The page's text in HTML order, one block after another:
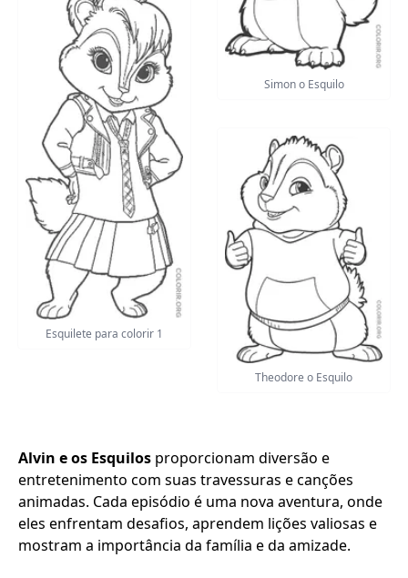
Esquilete para colorir 1
Simon o Esquilo
Theodore o Esquilo
Alvin e os Esquilos proporcionam diversão e
entretenimento com suas travessuras e canções
animadas. Cada episódio é uma nova aventura, onde
eles enfrentam desafios, aprendem lições valiosas e
mostram a importância da família e da amizade.